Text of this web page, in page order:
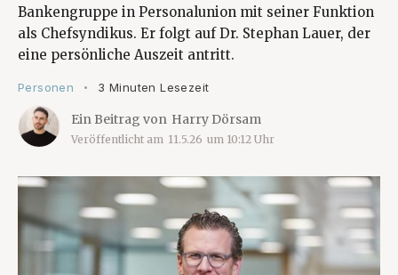
Bankengruppe in Personalunion mit seiner Funktion
als Chefsyndikus. Er folgt auf Dr. Stephan Lauer, der
eine persönliche Auszeit antritt.
Personen • 3 Minuten Lesezeit
Ein Beitrag von Harry Dörsam
Veröffentlicht am 11.5.26 um 10:12 Uhr